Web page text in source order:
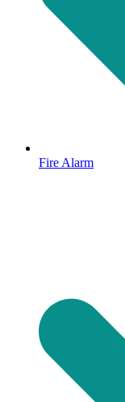
Fire Alarm